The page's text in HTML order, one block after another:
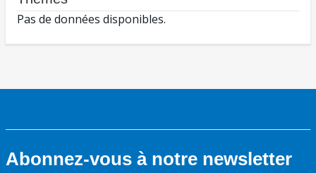
Pas de données disponibles.
Abonnez-vous à notre newsletter